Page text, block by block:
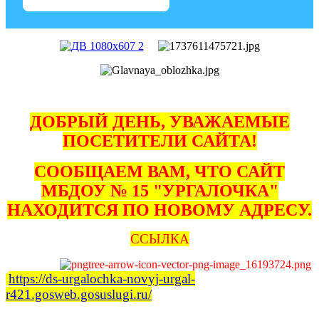
ДОБРЫЙ ДЕНЬ, УВАЖАЕМЫЕ
ПОСЕТИТЕЛИ САЙТА!
СООБЩАЕМ ВАМ, ЧТО САЙТ
МБДОУ № 15 "УРГАЛОЧКА"
НАХОДИТСЯ ПО НОВОМУ АДРЕСУ.
ССЫЛКА
https://ds-urgalochka-novyj-urgal-
r421.gosweb.gosuslugi.ru/